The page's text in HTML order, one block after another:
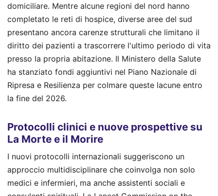
domiciliare. Mentre alcune regioni del nord hanno
completato le reti di hospice, diverse aree del sud
presentano ancora carenze strutturali che limitano il
diritto dei pazienti a trascorrere l'ultimo periodo di vita
presso la propria abitazione. Il Ministero della Salute
ha stanziato fondi aggiuntivi nel Piano Nazionale di
Ripresa e Resilienza per colmare queste lacune entro
la fine del 2026.
Protocolli clinici e nuove prospettive su
La Morte e il Morire
I nuovi protocolli internazionali suggeriscono un
approccio multidisciplinare che coinvolga non solo
medici e infermieri, ma anche assistenti sociali e